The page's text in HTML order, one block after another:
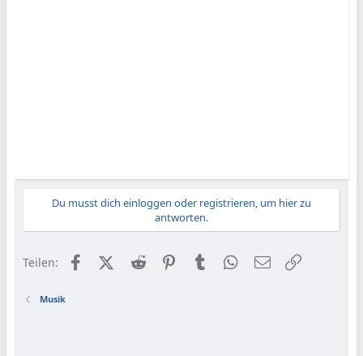
Du musst dich einloggen oder registrieren, um hier zu
antworten.
Teilen: FacebookX (Twitter)
Reddit PinterestTumblr WhatsApp
E-Mail
Musik